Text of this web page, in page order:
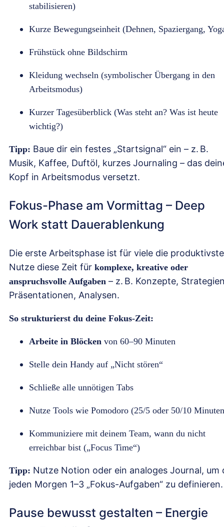
stabilisieren)
Kurze Bewegungseinheit (Dehnen, Spaziergang,
Frühstück ohne Bildschirm
Kleidung wechseln (symbolischer Übergang in den
Arbeitsmodus)
Kurzer Tagesüberblick (Was steht an? Was ist heute
wichtig?)
Tipp: Baue dir ein festes „Startsignal“ ein – z. B.
Musik, Kaffee, Duftöl, kurzes Journaling – das
Kopf in Arbeitsmodus versetzt.
Fokus-Phase am Vormittag – Deep
Work statt Dauerablenkung
Die erste Arbeitsphase ist für viele die
Nutze diese Zeit für komplexe, kreative oder
anspruchsvolle Aufgaben – z. B. Konzepte,
Präsentationen, Analysen.
So strukturierst du deine Fokus-Zeit:
Arbeite in Blöcken von 60–90 Minuten
Stelle dein Handy auf „Nicht stören“
Schließe alle unnötigen Tabs
Nutze Tools wie Pomodoro (25/5 oder 50/10
Kommuniziere mit deinem Team, wann du nicht
erreichbar bist („Focus Time“)
Tipp: Nutze Notion oder ein analoges Journal, um
jeden Morgen 1–3 „Fokus-Aufgaben“ zu definieren.
Pause bewusst gestalten – Energie